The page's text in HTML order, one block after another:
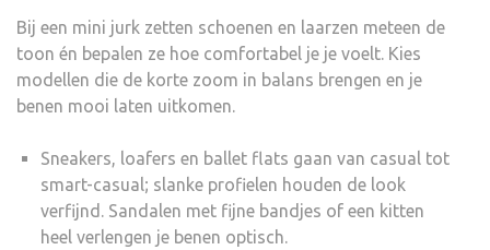
Bij een mini jurk zetten schoenen en laarzen meteen de
toon én bepalen ze hoe comfortabel je je voelt. Kies
modellen die de korte zoom in balans brengen en je
benen mooi laten uitkomen.
Sneakers, loafers en ballet flats gaan van casual tot
smart-casual; slanke profielen houden de look
verfijnd. Sandalen met fijne bandjes of een kitten
heel verlengen je benen optisch.